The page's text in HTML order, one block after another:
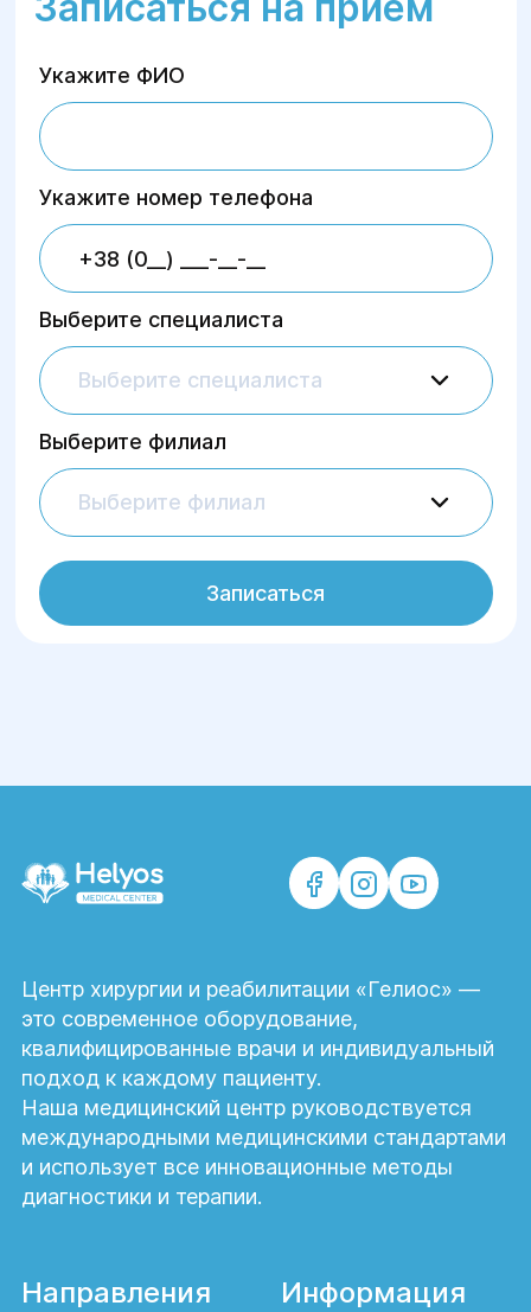
Укажите ФИО
Укажите номер телефона
Выберите специалиста
Выберите специалиста
Выберите филиал
Выберите филиал
Записаться
Центр хирургии и реабилитации «Гелиос» —
это современное оборудование,
квалифицированные врачи и индивидуальный
подход к каждому пациенту.
Наша медицинский центр руководствуется
международными медицинскими стандартами
и использует все инновационные методы
диагностики и терапии.
Направления Информация